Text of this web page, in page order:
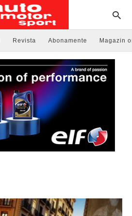
Revista Abonamente Magazin